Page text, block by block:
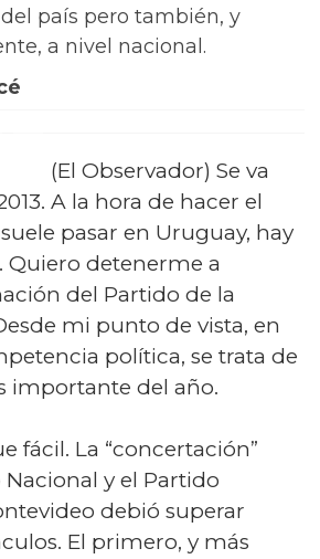
país pero también, y
a nivel nacional.
(El Observador) Se va
A la hora de hacer el
pasar en Uruguay, hay
Quiero detenerme a
del Partido de la
mi punto de vista, en
política, se trata de
importante del año.
fácil. La “concertación”
y el Partido
debió superar
El primero, y más